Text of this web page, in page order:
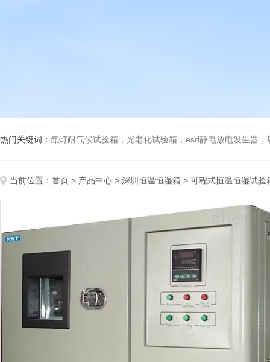
热门关键词： 氙灯耐气候试验箱，光老化试验箱，esd静电放电发生器
当前位置： 首页 > 产品中心 > 深圳恒温恒湿箱 > 可程式恒温恒湿试验